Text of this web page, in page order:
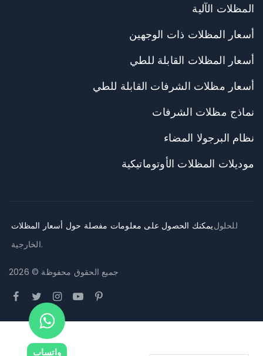
المظلات الآلية
أسعار المظلات ذات الوجهين
أسعار المظلات القابلة للطي
أسعار مظلات الشرفات القابلة للطي
نماذج مظلات الشرفات
نظام البرجولا المضاء
موديلات المظلات الأوتوماتيكية
يمكنك الحصول على معلومات مفصلة حول أسعار المظلاتللحلول
الخارجية.
جميع الحقوق محفوظة © 2026
واتساب